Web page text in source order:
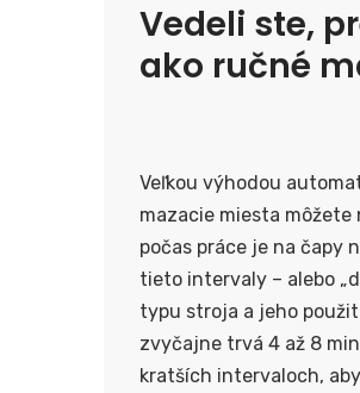
Vedeli ste,
ako ručné
Veľkou výhodou
mazacie miesta
počas práce je na čapy
tieto intervaly – alebo
typu stroja a jeho
zvyčajne trvá 4 až 8
kratších intervaloch,